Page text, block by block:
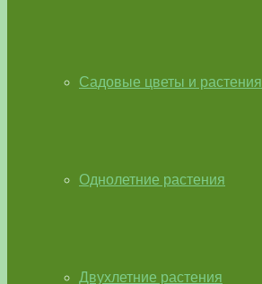
Садовые цветы и растения
Однолетние растения
Двухлетние растения